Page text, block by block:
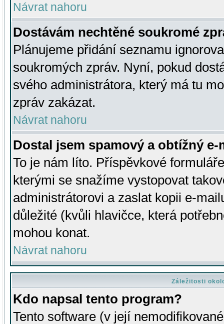
Návrat nahoru
Dostávám nechtěné soukromé
Plánujeme přidání seznamu
soukromých zpráv. Nyní, pokud
svého administrátora, který má tu
zpráv zakázat.
Návrat nahoru
Dostal jsem spamový a obtížný
To je nám líto. Příspěvkové
kterými se snažíme vystopovat
administrátorovi a zaslat kopii e-
důležité (kvůli hlavičce, která
mohou konat.
Návrat nahoru
Záležitosti
Kdo napsal tento program?
Tento software (v její